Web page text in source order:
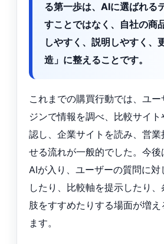
る第一歩は、AIに選ばれる
すことではなく、自社の商
しやすく、説明しやすく、
造」に整えることです。
これまでの購買行動では、ユ
ジンで情報を調べ、比較サイ
認し、企業サイトを読み、営
せる流れが一般的でした。今後
AIが入り、ユーザーの質問に対
したり、比較軸を提示したり
肢をすすめたりする場面が増え
ます。